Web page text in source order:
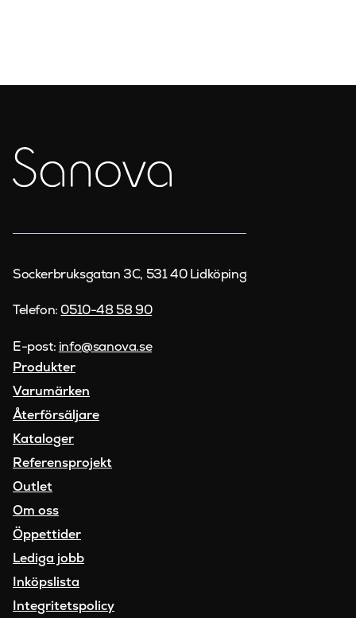
Sockerbruksgatan 3C, 531 40 Lidköping
Telefon: 0510-48 58 90
E-post: info@sanova.se
Produkter
Varumärken
Återförsäljare
Kataloger
Referensprojekt
Outlet
Om oss
Öppettider
Lediga jobb
Inköpslista
Integritetspolicy